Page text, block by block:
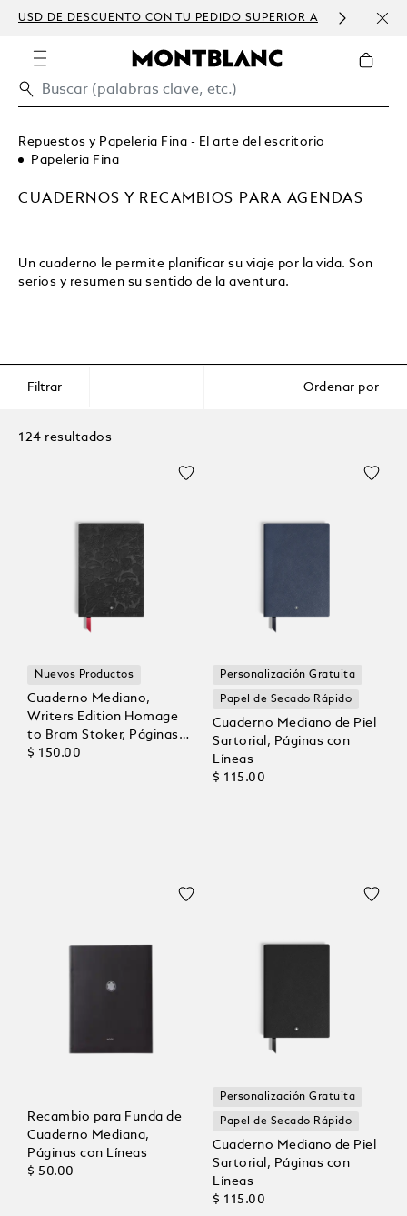
USD DE DESCUENTO CON TU PEDIDO SUPERIOR A
Repuestos y Papeleria Fina - El arte del escritorio
Papeleria Fina
CUADERNOS Y RECAMBIOS PARA AGENDAS
Un cuaderno le permite planificar su viaje por la vida. Son
serios y resumen su sentido de la aventura.
Filtrar Ordenar por
124 resultados
Nuevos Productos
Cuaderno Mediano,
Writers Edition Homage
to Bram Stoker, Páginas
con Líneas
$ 150.00
Personalización Gratuita
Papel de Secado Rápido
Cuaderno Mediano de Piel
Sartorial, Páginas con
Líneas
$ 115.00
Recambio para Funda de
Cuaderno Mediana,
Páginas con Líneas
$ 50.00
Personalización Gratuita
Papel de Secado Rápido
Cuaderno Mediano de Piel
Sartorial, Páginas con
Líneas
$ 115.00